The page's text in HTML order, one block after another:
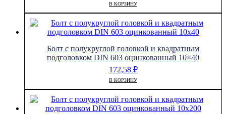
В КОРЗИНУ
Болт с полукруглой головкой и квадратным
подголовком DIN 603 оцинкованный 10×40
172,58 ₽
В КОРЗИНУ